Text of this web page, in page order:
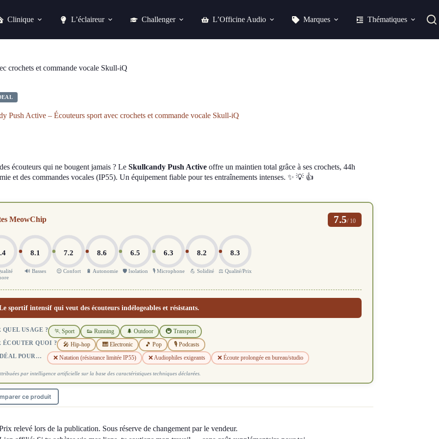
Clinique L’éclaireur Challenger L’Officine Audio Marques Thématiques
crochets et commande vocale Skull-iQ
Push Active – Écouteurs sport avec crochets et commande vocale Skull-iQ
écouteurs qui ne bougent jamais ? Le Skullcandy Push Activeoffre un maintien total grâce à ses crochets, 44h
et des commandes vocales (IP55). Un équipement fiable pour tes entraînements intenses. ✨ 💡 👍
MeowChip 7.5/ 10
8.1
🔊 Basses
7.2
😌 Confort
8.6
🔋 Autonomie
6.5
🛡️ Isolation
6.3
🎙️ Microphone
8.2
💪 Solidité
8.3
⚖️ Qualité/Prix
sportif intensif qui veut des écouteurs indélogeables et résistants.
QUEL USAGE ? 🏃 Sport 👟 Running 🌲 Outdoor 🚇 Transport
ÉCOUTER QUOI ? 🎤 Hip-hop 🎹 Electronic 🎵 Pop 🎙️ Podcasts
POUR… ❌ Natation (résistance limitée IP55) ❌ Audiophiles exigeants ❌ Écoute prolongée en bureau/studio
par intelligence artificielle sur la base des caractéristiques techniques déclarées.
ce produit
relevé lors de la publication. Sous réserve de changement par le vendeur.